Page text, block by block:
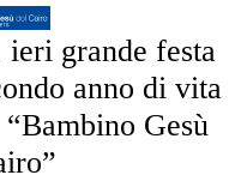
ieri grande festa
anno di vita
Gesù